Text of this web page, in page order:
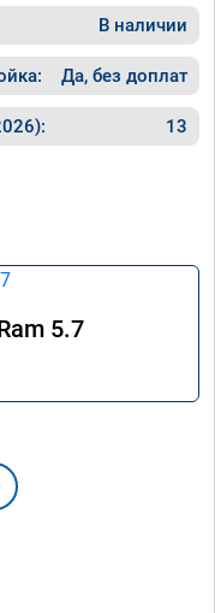
По
В наличии
Да, без доплат
13
5.7